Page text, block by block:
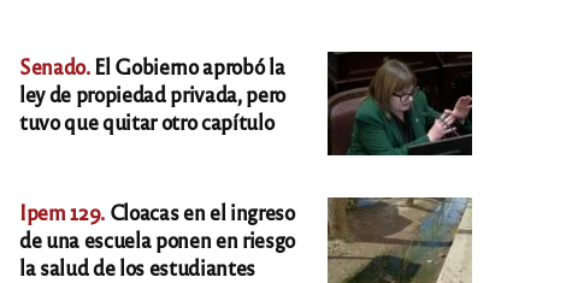
Senado.El Gobierno aprobó la
ley de propiedad privada, pero
tuvo que quitar otro capítulo
Ipem 129. Cloacas en el ingreso
de una escuela ponen en riesgo
la salud de los estudiantes